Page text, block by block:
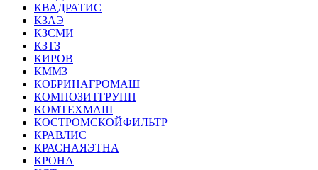
КВАДРАТИС
КЗАЭ
КЗСМИ
КЗТЗ
КИРОВ
КММЗ
КОБРИНАГРОМАШ
КОМПОЗИТГРУПП
КОМТЕХМАШ
КОСТРОМСКОЙФИЛЬТР
КРАВЛИС
КРАСНАЯЭТНА
КРОНА